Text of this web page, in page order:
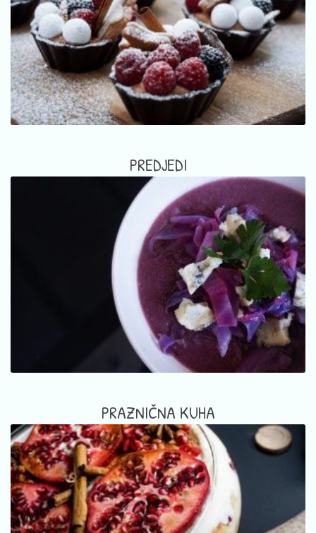
PREDJEDI
PRAZNIČNA KUHA